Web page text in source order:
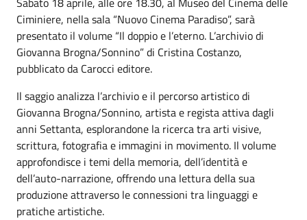
Ciminiere, nella sala “Nuovo Cinema Paradiso”, sarà
presentato il volume “Il doppio e l’eterno. L’archivio di
Giovanna Brogna/Sonnino” di Cristina Costanzo,
pubblicato da Carocci editore.
Il saggio analizza l’archivio e il percorso artistico di
Giovanna Brogna/Sonnino, artista e regista attiva dagli
anni Settanta, esplorandone la ricerca tra arti visive,
scrittura, fotografia e immagini in movimento. Il volume
approfondisce i temi della memoria, dell’identità e
dell’auto-narrazione, offrendo una lettura della sua
produzione attraverso le connessioni tra linguaggi e
pratiche artistiche.